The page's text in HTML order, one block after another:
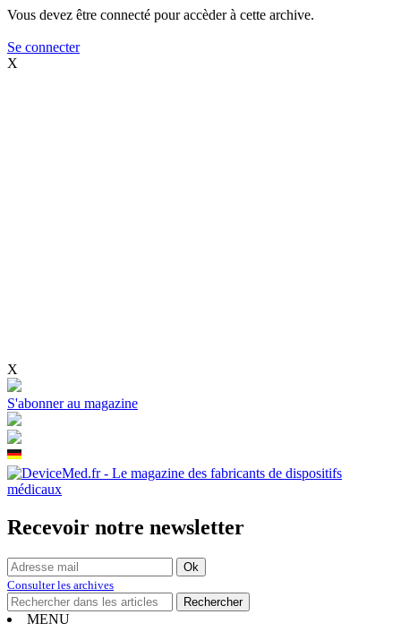
Vous devez être connecté pour accèder à cette archive.
Se connecter
X
X
S'abonner au magazine
Recevoir notre newsletter
Consulter les archives
MENU